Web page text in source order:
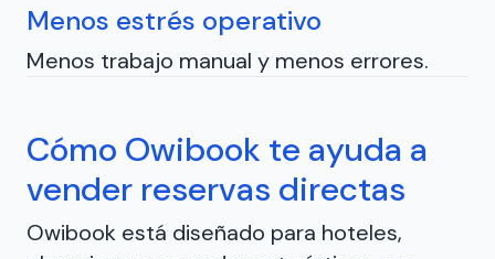
Menos estrés operativo
Menos trabajo manual y menos errores.
Cómo Owibook te ayuda a
vender reservas directas
Owibook está diseñado para hoteles,